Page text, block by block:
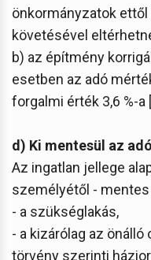
önkormányzatok
követésével
b) az építmény
esetben az adó
forgalmi érték 3,6 %-a
d) Ki mentesül az
Az ingatlan jellege
személyétől - mentes
- a szükséglakás,
- a kizárólag az
törvény szerinti